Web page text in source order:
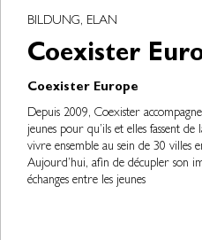
BILDUNG, ELAN
Coexister
Coexister Europe
Depuis 2009, Coexister
jeunes pour qu’ils et elles fassent
vivre ensemble au sein de 30 villes
Aujourd’hui, afin de décupler son
échanges entre les jeunes